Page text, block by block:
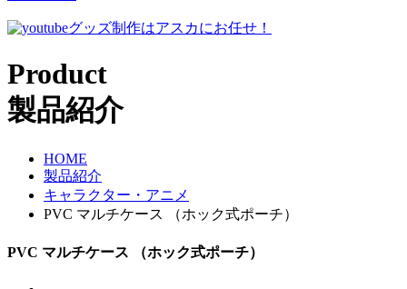
グッズ制作はアスカにお任せ！
Product
製品紹介
HOME
製品紹介
キャラクター・アニメ
PVC マルチケース （ホック式ポーチ）
PVC マルチケース （ホック式ポーチ）